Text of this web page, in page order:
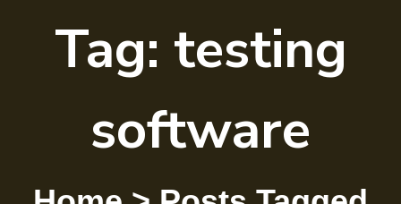
Tag: testing
software